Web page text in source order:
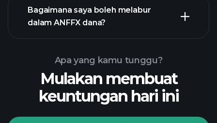
Bagaimana saya boleh melabur
dalam ANFFX dana?
Apa yang kamu tunggu?
Mulakan membuat
keuntungan hari ini